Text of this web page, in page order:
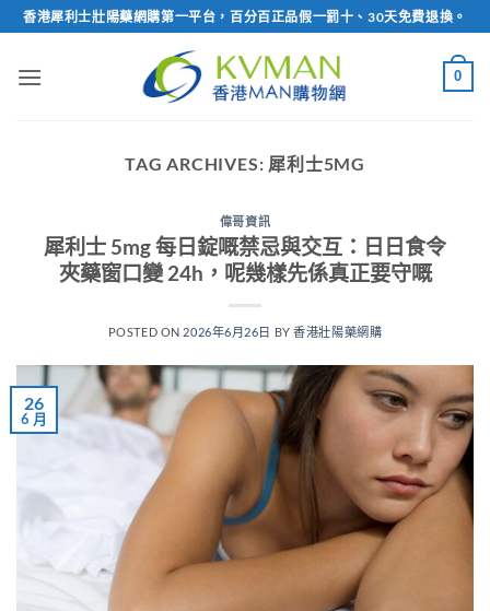
Skip
to
content
香港犀利士壯陽藥網購第一平台，百分百正品假一罰十、30天免費退換。
0
TAG ARCHIVES: 犀利士5MG
偉哥資訊
犀利士 5mg 每日錠嘅禁忌與交互：日日食令
夾藥窗口變 24h，呢幾樣先係真正要守嘅
POSTED ON 2026年6月26日 BY香港壯陽藥網購
26
6 月